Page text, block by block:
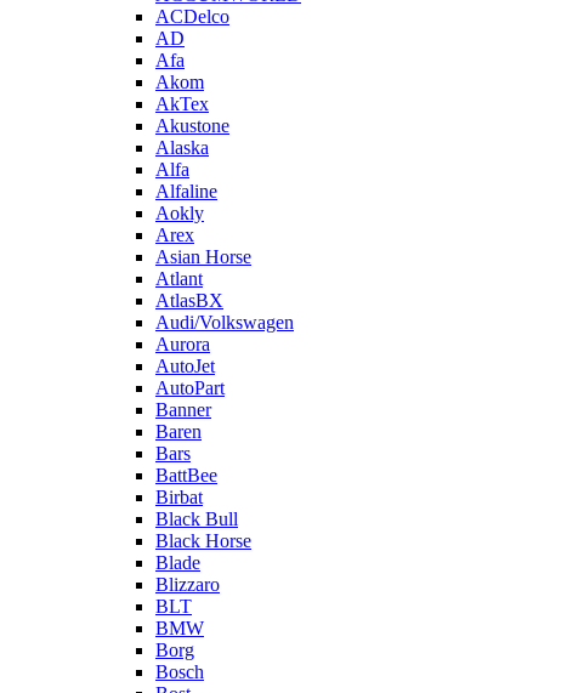
ACDelco
AD
Afa
Akom
AkTex
Akustone
Alaska
Alfa
Alfaline
Aokly
Arex
Asian Horse
Atlant
AtlasBX
Audi/Volkswagen
Aurora
AutoJet
AutoPart
Banner
Baren
Bars
BattBee
Birbat
Black Bull
Black Horse
Blade
Blizzaro
BLT
BMW
Borg
Bosch